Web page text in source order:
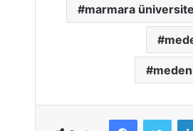
marmara
Facebook Twitter